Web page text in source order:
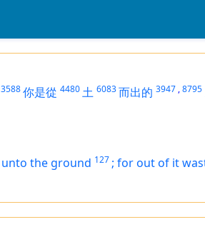
3588你是從 4480土 6083而出的 3947 ,8795
unto the ground 127 ; for out of it